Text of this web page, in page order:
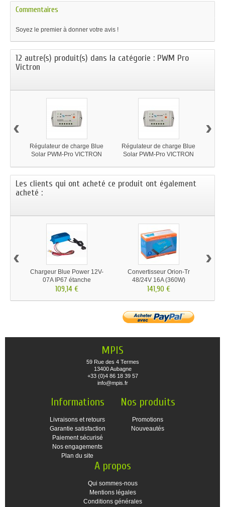
Commentaires
Soyez le premier à donner votre avis !
12 autre(s) produit(s) dans la catégorie : PWM Pro
Victron
Régulateur de charge Blue
Solar PWM-Pro VICTRON
Régulateur de charge Blue
Solar PWM-Pro VICTRON
‹ ›
Les clients qui ont acheté ce produit ont également
acheté :
Chargeur Blue Power 12V-
07A IP67 étanche
109,14 €
Convertisseur Orion-Tr
48/24V 16A (360W)
141,90 €
‹ ›
MPIS
59 Rue des 4 Termes
13400 Aubagne
+33 (0)4 86 18 39 57
info@mpis.fr
Informations
Livraisons et retours
Garantie satisfaction
Paiement sécurisé
Nos engagements
Plan du site
Nos produits
Promotions
Nouveautés
A propos
Qui sommes-nous
Mentions légales
Conditions générales